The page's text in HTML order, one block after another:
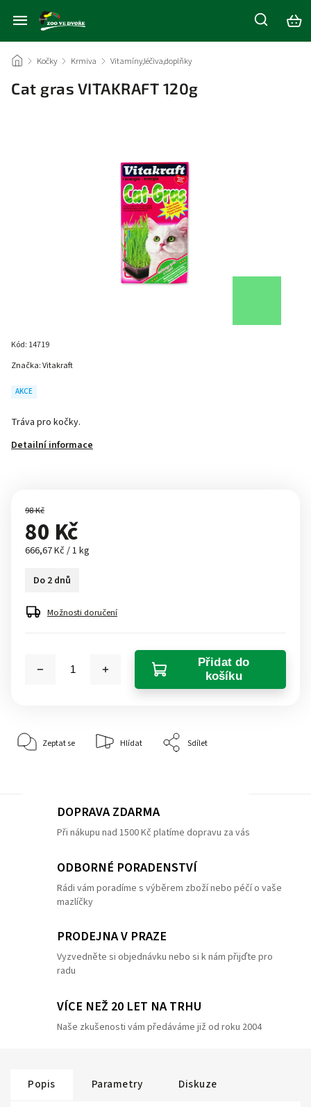
/ Kočky / Krmiva / Vitamíny,léčiva,doplňky
Cat gras VITAKRAFT 120g
Kód: 14719
Tráva pro kočky.
Detailní informace
AKCE
Značka:Vitakraft
98 Kč
80 Kč
666,67 Kč / 1 kg
Do 2 dnů
Možnosti doručení
Přidat do
košíku
Zeptat se Hlídat Sdílet
DOPRAVA ZDARMA
Při nákupu nad 1500 Kč platíme dopravu za vás
ODBORNÉ PORADENSTVÍ
Rádi vám poradíme s výběrem zboží nebo péčí o vaše
mazlíčky
PRODEJNA V PRAZE
Vyzvedněte si objednávku nebo si k nám přijďte pro
radu
VÍCE NEŽ 20 LET NA TRHU
Naše zkušenosti vám předáváme již od roku 2004
Popis Parametry Diskuze